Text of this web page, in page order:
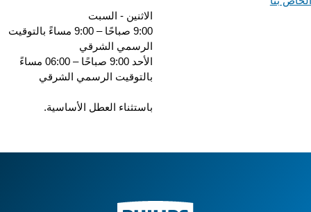
الاثنين - السبت
9:00 صباحًا – 9:00 مساءً بالتوقيت
الرسمي الشرقي
الأحد 9:00 صباحًا – 06:00 مساءً
بالتوقيت الرسمي الشرقي
باستثناء العطل الأساسية.